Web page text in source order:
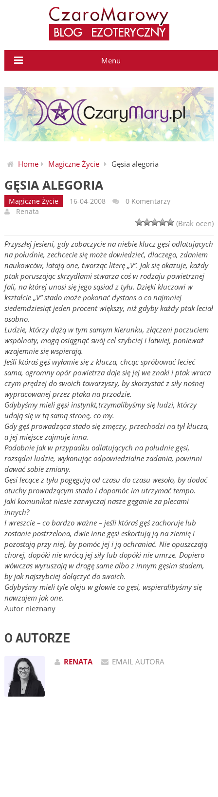
Menu
Home Magiczne Życie Gęsia alegoria
GĘSIA ALEGORIA
Magiczne Życie 16-04-2008
0 Komentarzy
Renata
(Brak ocen)
Przyszłej jesieni, gdy zobaczycie na niebie klucz gęsi odlatujących
na południe, zechcecie się może dowiedzieć, dlaczego, zdaniem
naukowców, latają one, tworząc literę „V”. Jak się okazuje, każdy
ptak poruszając skrzydłami stwarza coś w rodzaju powietrznej
fali, na której unosi się jego sąsiad z tyłu. Dzięki kluczowi w
kształcie „V” stado może pokonać dystans o co najmniej
siedemdziesiąt jeden procent większy, niż gdyby każdy ptak leciał
osobno.
Ludzie, którzy dążą w tym samym kierunku, złączeni poczuciem
wspólnoty, mogą osiągnąć swój cel szybciej i łatwiej, ponieważ
wzajemnie się wspierają.
Jeśli któraś gęś wyłamie się z klucza, chcąc spróbować lecieć
sama, ogromny opór powietrza daje się jej we znaki i ptak wraca
czym prędzej do swoich towarzyszy, by skorzystać z siły nośnej
wypracowanej przez ptaka na przodzie.
Gdybyśmy mieli gęsi instynkt,trzymalibyśmy się ludzi, którzy
udają się w tą samą stronę, co my.
Gdy gęś prowadząca stado się zmęczy, przechodzi na tył klucza,
a jej miejsce zajmuje inna.
Podobnie jak w przypadku odlatujących na południe gęsi,
rozsądni ludzie, wykonując odpowiedzialne zadania, powinni
dawać sobie zmiany.
Gęsi lecące z tyłu pogęgują od czasu do czasu wesoło, by dodać
otuchy prowadzącym stado i dopomóc im utrzymać tempo.
Jaki komunikat niesie zazwyczaj nasze gęganie za plecami
innych?
I wreszcie – co bardzo ważne – jeśli któraś gęś zachoruje lub
zostanie postrzelona, dwie inne gęsi eskortują ją na ziemię i
pozostają przy niej, by pomóc jej i ją ochraniać. Nie opuszczają
chorej, dopóki nie wrócą jej siły lub dopóki nie umrze. Dopiero
wówczas wyruszają w drogę same albo z innym gęsim stadem,
by jak najszybciej dołączyć do swoich.
Gdybyśmy mieli tyle oleju w głowie co gęsi, wspieralibyśmy się
nawzajem jak one.
Autor nieznany
O AUTORZE
RENATA EMAIL AUTORA